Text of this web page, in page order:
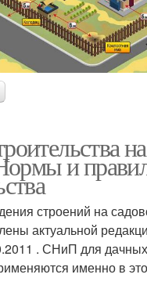
и
строений на
актуальной
. СНиП для
именно в